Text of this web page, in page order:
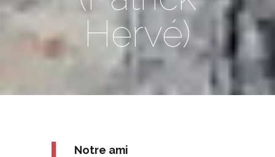
Hervé)
Notre ami